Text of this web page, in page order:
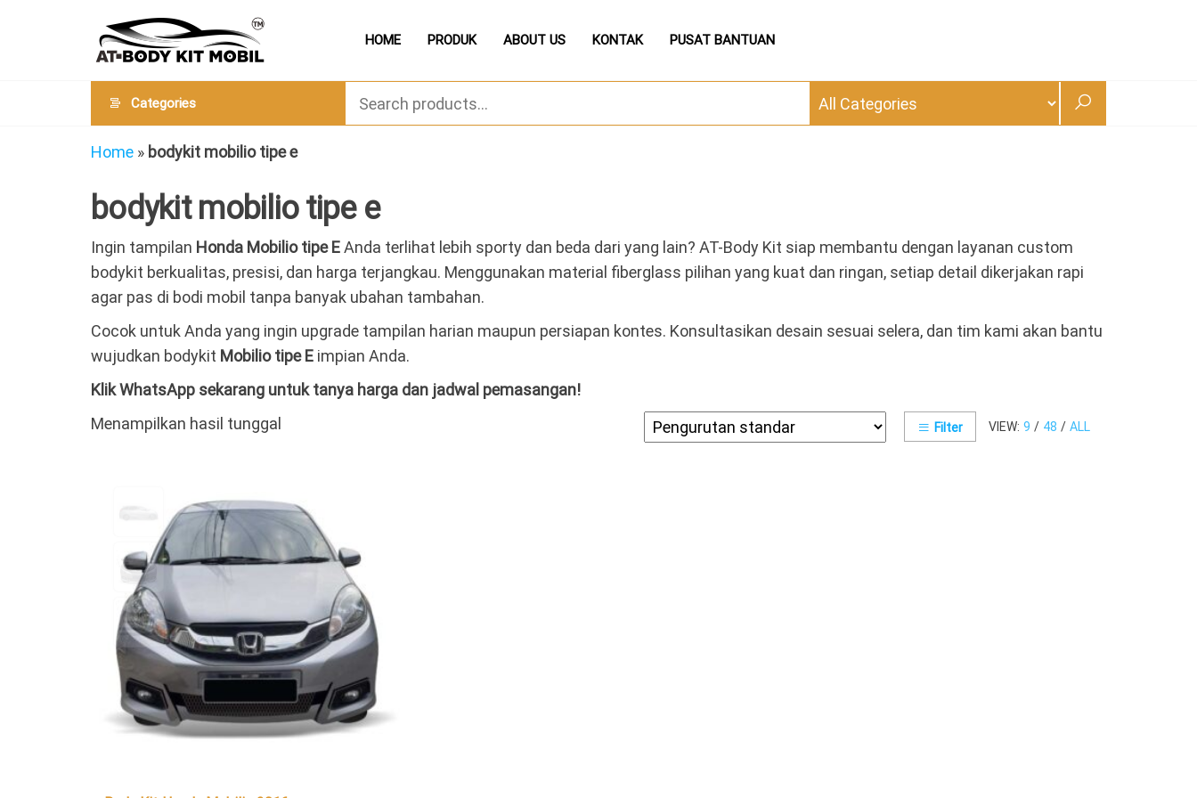
Kit
Mobil
HOME PRODUK ABOUT US KONTAK PUSAT BANTUAN
Categories
Home » bodykit mobilio tipe e
bodykit mobilio tipe e
Ingin tampilan Honda Mobiliotipe EAnda terlihat lebih sporty dan beda dari yang lain? AT-Body Kit siap membantu dengan layanan custom
bodykit berkualitas, presisi, dan harga terjangkau. Menggunakan material fiberglass pilihan yang kuat dan ringan, setiap detail dikerjakan rapi
agar pas di bodi mobil tanpa banyak ubahan tambahan.
Cocok untuk Anda yang ingin upgrade tampilan harian maupun persiapan kontes. Konsultasikan desain sesuai selera, dan tim kami akan bantu
wujudkan bodykit Mobilio tipe E impian Anda.
Klik WhatsApp sekarang untuk tanya harga dan jadwal pemasangan!
VIEW: 9 / 48 / ALL
Filter
Menampilkan hasil tunggal